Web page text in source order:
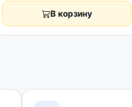
В корзину